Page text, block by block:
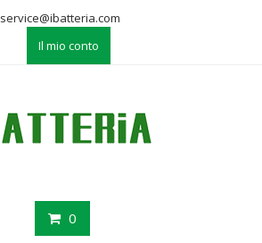
service@ibatteria.com
Il mio conto
0